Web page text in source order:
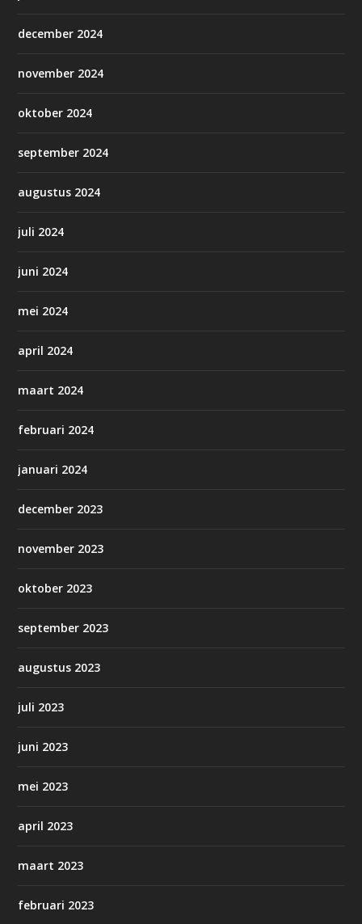
december 2024
november 2024
oktober 2024
september 2024
augustus 2024
juli 2024
juni 2024
mei 2024
april 2024
maart 2024
februari 2024
januari 2024
december 2023
november 2023
oktober 2023
september 2023
augustus 2023
juli 2023
juni 2023
mei 2023
april 2023
maart 2023
februari 2023